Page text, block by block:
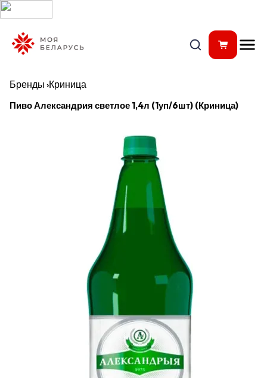
Бренды ›Криница
Пиво Александрия светлое 1,4л (1уп/6шт) (Криница)